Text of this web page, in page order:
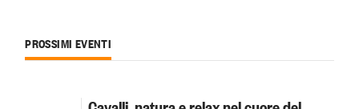
PROSSIMI EVENTI